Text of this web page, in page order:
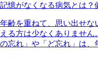
記憶がなくなる病気とは
年齢を重ねて、思い出せ
える方は少なくありませ
の忘れ」や「ど忘れ」は、